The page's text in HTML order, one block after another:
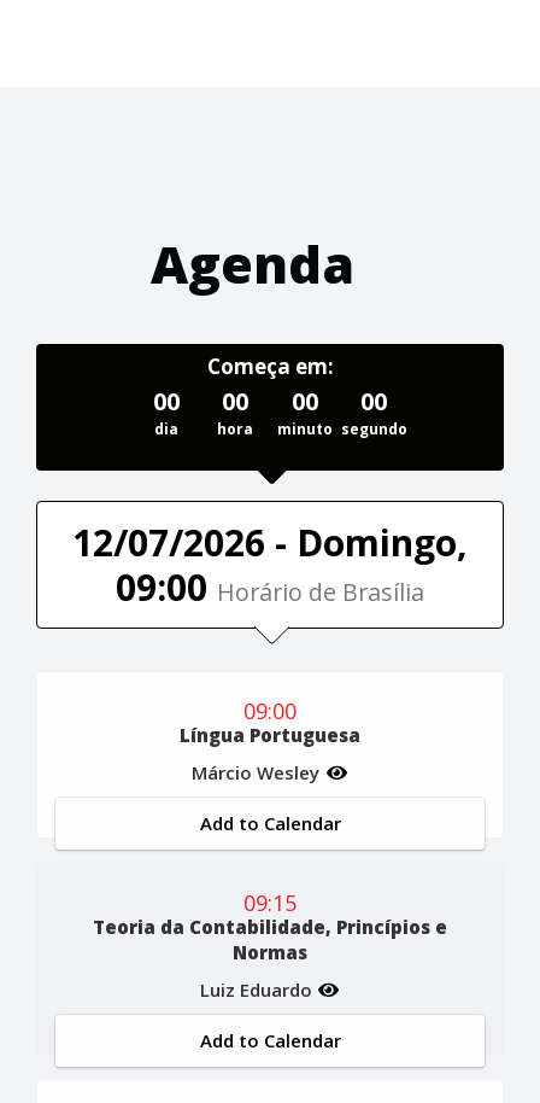
Agenda
Começa em:
00
dia
00
hora
00
minuto
00
segundo
12/07/2026 - Domingo,
09:00 Horário de Brasília
09:00
Língua Portuguesa
Márcio Wesley
Add to Calendar
09:15
Teoria da Contabilidade, Princípios e
Normas
Luiz Eduardo
Add to Calendar